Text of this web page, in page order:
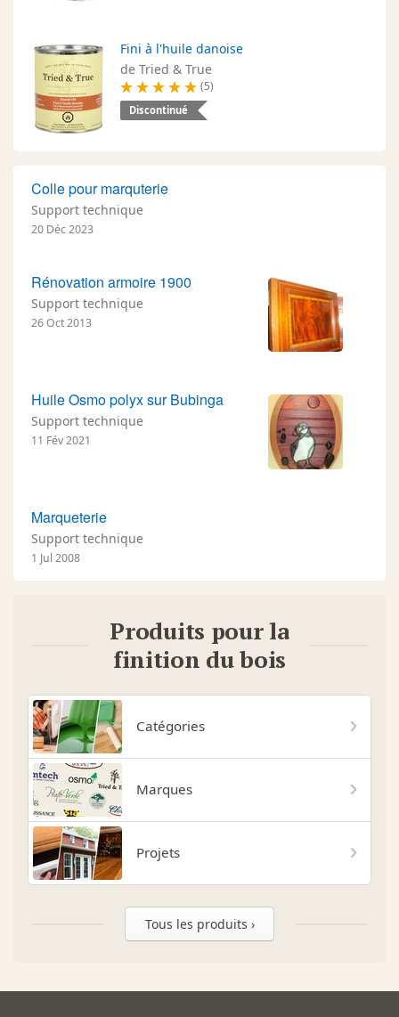
Fini à l'huile danoise
de Tried & True
(5)
Discontinué
Colle pour marquterie
Support technique
20 Déc 2023
Rénovation armoire 1900
Support technique
26 Oct 2013
Huile Osmo polyx sur Bubinga
Support technique
11 Fév 2021
Marqueterie
Support technique
1 Jul 2008
Produits pour la
finition du bois
Catégories
Marques
Projets
Tous les produits ›